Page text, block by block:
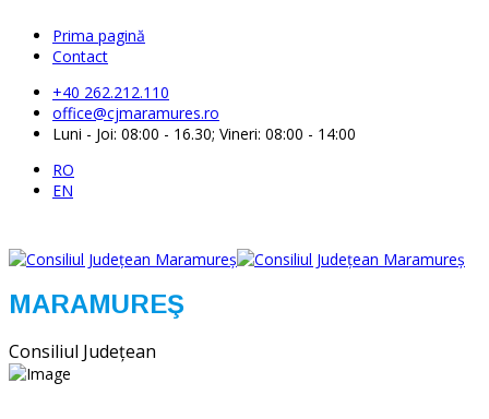
Prima pagină
Contact
+40 262.212.110
office@cjmaramures.ro
Luni - Joi: 08:00 - 16.30; Vineri: 08:00 - 14:00
RO
EN
MARAMUREŞ
Consiliul Judeţean